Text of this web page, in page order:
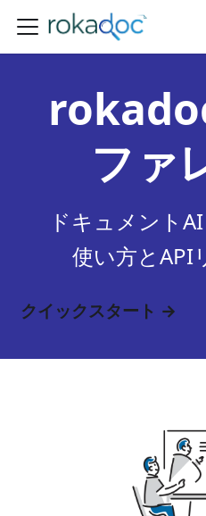
ファ
ドキュメント
使い方とAPI
クイックスタート →